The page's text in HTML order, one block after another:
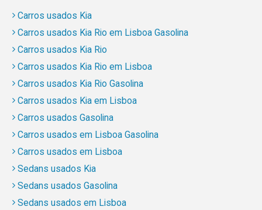
Carros usados Kia
Carros usados Kia Rio em Lisboa Gasolina
Carros usados Kia Rio
Carros usados Kia Rio em Lisboa
Carros usados Kia Rio Gasolina
Carros usados Kia em Lisboa
Carros usados Gasolina
Carros usados em Lisboa Gasolina
Carros usados em Lisboa
Sedans usados Kia
Sedans usados Gasolina
Sedans usados em Lisboa